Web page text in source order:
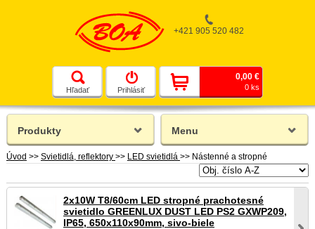
+421 905 520 482
Hľadať Prihlásiť
0,00 €
0 ks
Úvod >> Svietidlá, reflektory >> LED svietidlá >> Nástenné a stropné
2x10W T8/60cm LED stropné prachotesné
svietidlo GREENLUX DUST LED PS2 GXWP209,
IP65, 650x110x90mm, sivo-biele
Produkty Menu